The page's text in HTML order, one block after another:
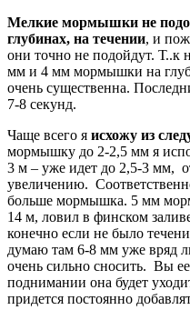
Мелкие мормышки не
глубинах, на течении, и
они точно не подойдут. Т..к
мм и 4 мм мормышки на
очень существенна.
7-8 секунд.
Чаще всего я исхожу из
мормышку до 2-2,5 мм я
3 м – уже идет до 2,5-3 мм,
увеличению.
больше мормышка. 5 мм
14 м, ловил в финском
конечно если не было
думаю там 6-8 мм уже вряд
очень сильно сносить. Вы
поднимании она будет
придется постоянно